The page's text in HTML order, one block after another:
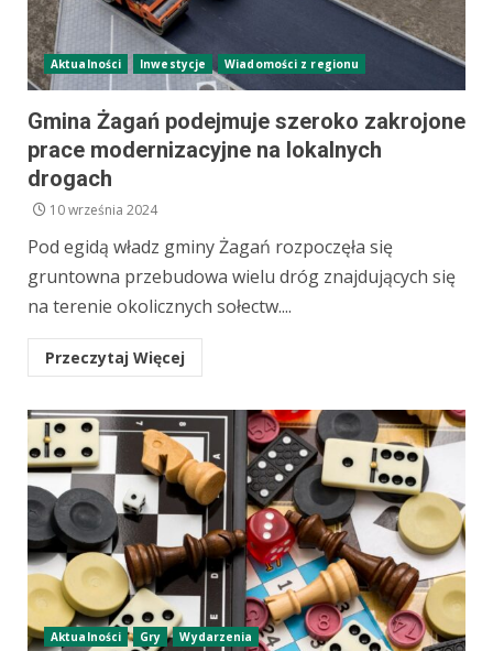
Aktualności Inwestycje Wiadomości z regionu
Gmina Żagań podejmuje szeroko zakrojone
prace modernizacyjne na lokalnych
drogach
10 września 2024
Pod egidą władz gminy Żagań rozpoczęła się
gruntowna przebudowa wielu dróg znajdujących się
na terenie okolicznych sołectw....
Przeczytaj Więcej
Aktualności Gry Wydarzenia